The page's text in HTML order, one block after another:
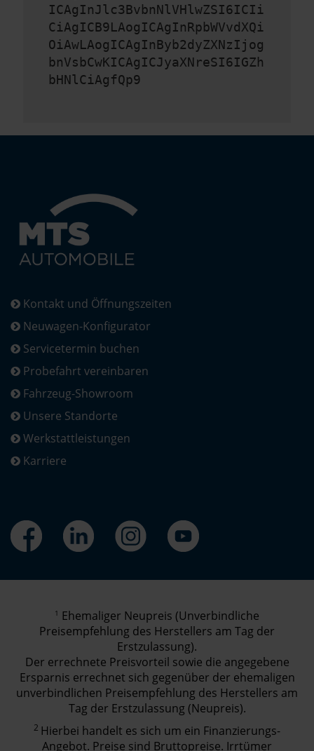
ICAgInJlc3BvbnNlVHlwZSI6ICIi
CiAgICB9LAogICAgInRpbWVvdXQi
OiAwLAogICAgInByb2dyZXNzIjog
bnVsbCwKICAgICJyaXNreSI6IGZh
bHNlCiAgfQp9
Kontakt und Öffnungszeiten
Neuwagen-Konfigurator
Servicetermin buchen
Probefahrt vereinbaren
Fahrzeug-Showroom
Unsere Standorte
Werkstattleistungen
Karriere
1 Ehemaliger Neupreis (Unverbindliche
Preisempfehlung des Herstellers am Tag der
Erstzulassung).
Der errechnete Preisvorteil sowie die angegebene
Ersparnis errechnet sich gegenüber der ehemaligen
unverbindlichen Preisempfehlung des Herstellers am
Tag der Erstzulassung (Neupreis).
2 Hierbei handelt es sich um ein Finanzierungs-
Angebot. Preise sind Bruttopreise. Irrtümer